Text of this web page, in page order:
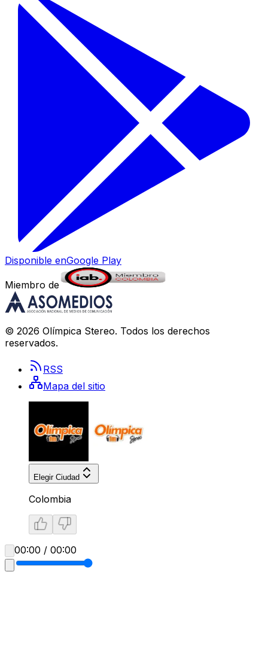
Disponible enGoogle Play
Miembro de
© 2026 Olímpica Stereo. Todos los derechos
reservados.
RSS
Mapa del sitio
Elegir Ciudad
Colombia
00:00 / 00:00